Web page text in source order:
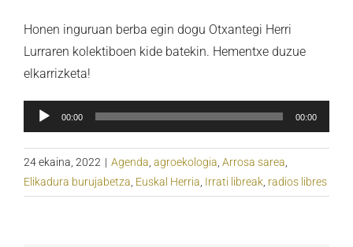
Honen inguruan berba egin dogu Otxantegi Herri
Lurraren kolektiboen kide batekin. Hementxe duzue
elkarrizketa!
Soinu
erreproduzigailua
00:00 00:00
24 ekaina, 2022 | Agenda agroekologia Arrosa sarea
Elikadura burujabetza Euskal Herria Irrati libreak radios libres